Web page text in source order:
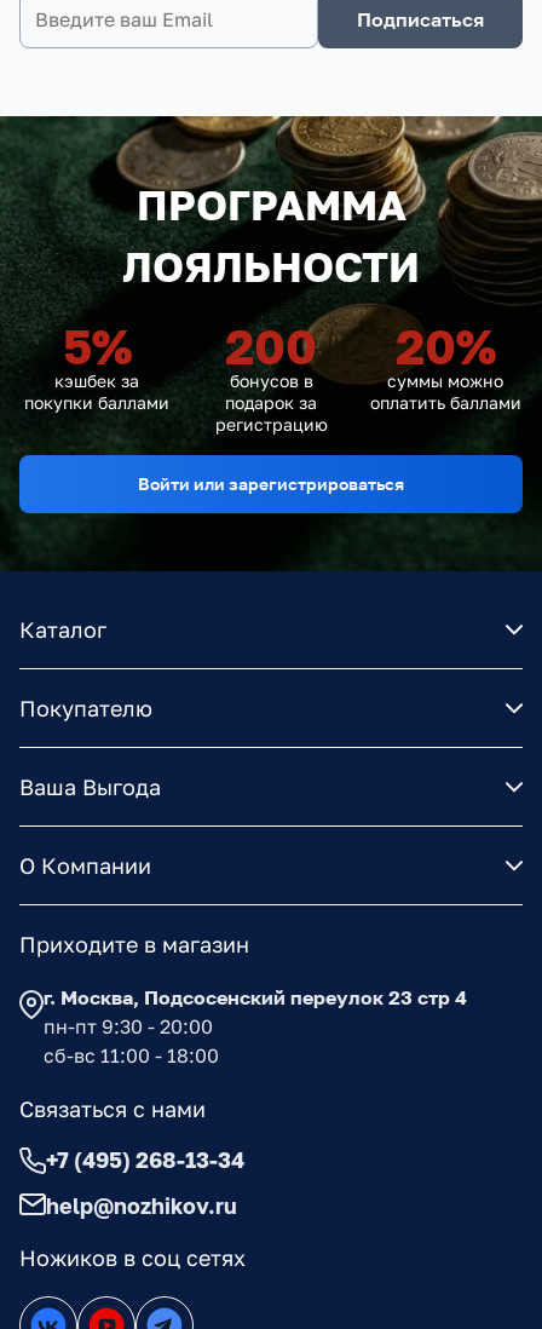
Подписаться
ПРОГРАММА
ЛОЯЛЬНОСТИ
5%
кэшбек за
покупки баллами
200
бонусов в
подарок за
регистрацию
20%
суммы можно
оплатить баллами
Войти или зарегистрироваться
Каталог
Покупателю
Ваша Выгода
О Компании
Ножиков в соц сетях
Приходите в магазин
г. Москва, Подсосенский переулок 23 стр 4
пн-пт 9:30 - 20:00
сб-вс 11:00 - 18:00
Связаться с нами
+7 (495) 268-13-34
help@nozhikov.ru